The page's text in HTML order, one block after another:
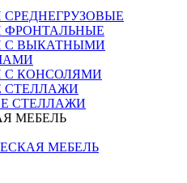
ФРОНТАЛЬНЫЕ
С ВЫКАТНЫМИ
С КОНСОЛЯМИ
СТЕЛЛАЖИ
СТЕЛЛАЖИ
МЕБЕЛЬ
МЕБЕЛЬ